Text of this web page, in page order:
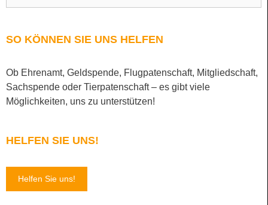
SO KÖNNEN SIE UNS HELFEN
Ob Ehrenamt, Geldspende, Flugpatenschaft, Mitgliedschaft,
Sachspende oder Tierpatenschaft – es gibt viele
Möglichkeiten, uns zu unterstützen!
HELFEN SIE UNS!
Helfen Sie uns!